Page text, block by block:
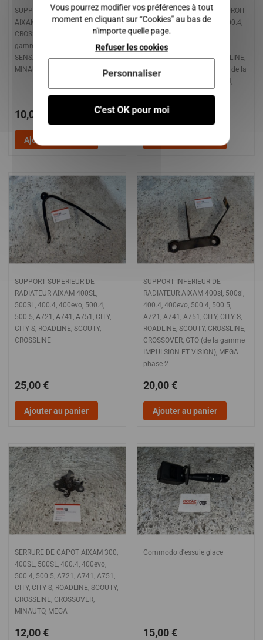
SUPPORT MOTEUR AVANT
AIXAM CITY, CROSSLINE,
CROSSOVER, COUPE ( de la
gamme IMPULSION, VISION,
SENSATION, EMOTION )
MINAUTO ACCESS
10,00 €
Ajouter au panier
SUPPORT MOTEUR BOITE DROIT
AIXAM 300, 400sl, 500sl, 400.4,
400evo, 500.4, 500.5, A721,
A741, A751, CITY, CITY S,
ROADLINE, SCOUTY, CROSSLINE,
CROSSOVER, COUPE, GTO, ( de la
gamme IMPULSION, VISION,
SENSATION et EMOTION )
9,00 €
SUPPORT SUPERIEUR DE
RADIATEUR AIXAM 400SL,
500SL, 400.4, 400evo, 500.4,
500.5, A721, A741, A751, CITY,
CITY S, ROADLINE, SCOUTY,
CROSSLINE
25,00 €
Ajouter au panier
SUPPORT INFERIEUR DE
RADIATEUR AIXAM 400sl, 500sl,
400.4, 400evo, 500.4, 500.5,
A721, A741, A751, CITY, CITY S,
ROADLINE, SCOUTY, CROSSLINE,
CROSSOVER, GTO (de la gamme
IMPULSION ET VISION), MEGA
phase 2
20,00 €
Ajouter au panier
SERRURE DE CAPOT AIXAM 300,
400SL, 500SL, 400.4, 400evo,
500.4, 500.5, A721, A741, A751,
CITY, CITY S, ROADLINE, SCOUTY,
CROSSLINE, CROSSOVER,
MINAUTO, MEGA
12,00 €
Commodo d'essuie glace
15,00 €
Vous pourrez modifier vos préférences à tout
moment en cliquant sur “Cookies” au bas de
n'importe quelle page.
C'est OK pour moi
Refuser les cookies
Personnaliser